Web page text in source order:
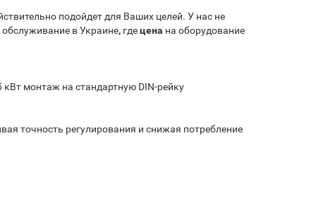
подойдет для Ваших целей. У нас не
в Украине, гдецена на оборудование
монтаж на стандартную DIN-рейку
точность регулирования и снижая потребление